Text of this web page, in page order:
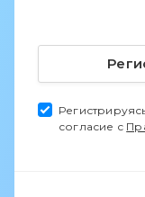
согласие с